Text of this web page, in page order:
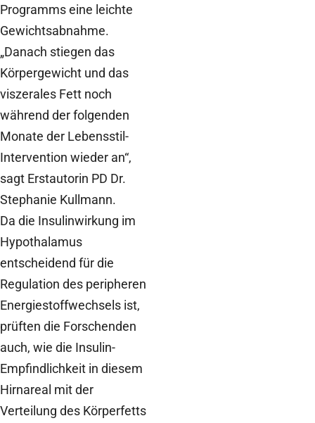
Programms eine leichte
Gewichtsabnahme.
„Danach stiegen das
Körpergewicht und das
viszerales Fett noch
während der folgenden
Monate der Lebensstil-
Intervention wieder an“,
sagt Erstautorin PD Dr.
Stephanie Kullmann.
Da die Insulinwirkung im
Hypothalamus
entscheidend für die
Regulation des peripheren
Energiestoffwechsels ist,
prüften die Forschenden
auch, wie die Insulin-
Empfindlichkeit in diesem
Hirnareal mit der
Verteilung des Körperfetts